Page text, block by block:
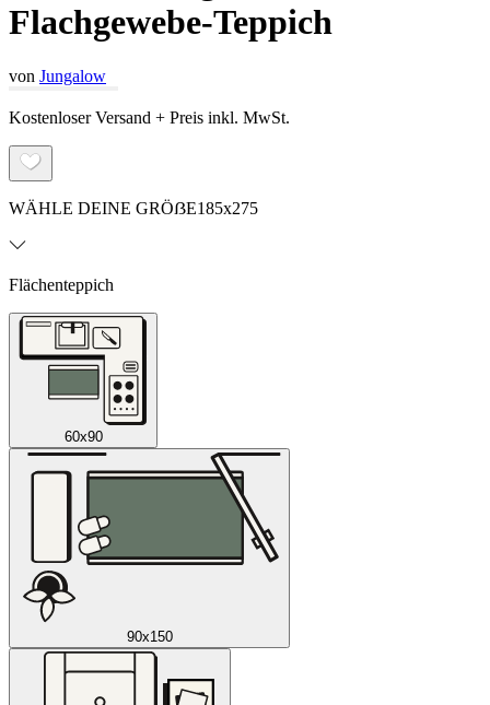
Flachgewebe-Teppich
von Jungalow
Kostenloser Versand + Preis inkl. MwSt.
WÄHLE DEINE GRÖẞE185x275
Flächenteppich
60x90
90x150